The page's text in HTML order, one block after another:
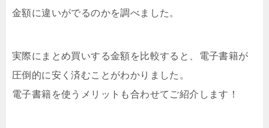
金額に違いがでるのかを調べました。
実際にまとめ買いする金額を比較すると、電子書籍が
圧倒的に安く済むことがわかりました。
電子書籍を使うメリットも合わせてご紹介します！